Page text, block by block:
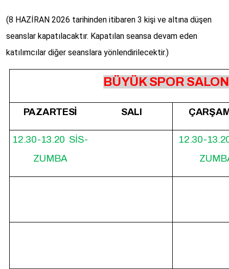
(8 HAZİRAN 2026 tarihinden itibaren 3 kişi ve altına düşen
seanslar kapatılacaktır. Kapatılan seansa devam eden
katılımcılar diğer seanslara yönlendirilecektir.)
BÜYÜK SPOR
PAZARTESİ SALI
12.30-13.20 SİS-
ZUMBA
12.30-